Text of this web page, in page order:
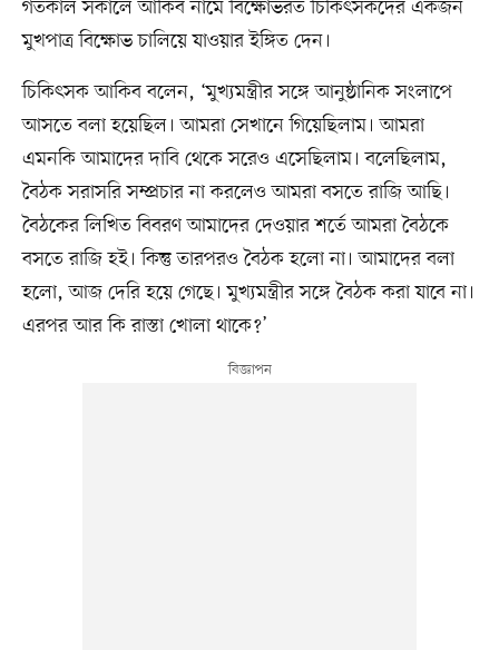
গতকাল সকালে আকিব নামে বিক্ষোভরত চিকিৎসকদের একজন
মুখপাত্র বিক্ষোভ চালিয়ে যাওয়ার ইঙ্গিত দেন।
চিকিৎসক আকিব বলেন, ‘মুখ্যমন্ত্রীর সঙ্গে আনুষ্ঠানিক সংলাপে
আসতে বলা হয়েছিল। আমরা সেখানে গিয়েছিলাম। আমরা
এমনকি আমাদের দাবি থেকে সরেও এসেছিলাম। বলেছিলাম,
বৈঠক সরাসরি সম্প্রচার না করলেও আমরা বসতে রাজি আছি।
বৈঠকের লিখিত বিবরণ আমাদের দেওয়ার শর্তে আমরা বৈঠকে
বসতে রাজি হই। কিন্তু তারপরও বৈঠক হলো না। আমাদের বলা
হলো, আজ দেরি হয়ে গেছে। মুখ্যমন্ত্রীর সঙ্গে বৈঠক করা যাবে না।
এরপর আর কি রাস্তা খোলা থাকে?’